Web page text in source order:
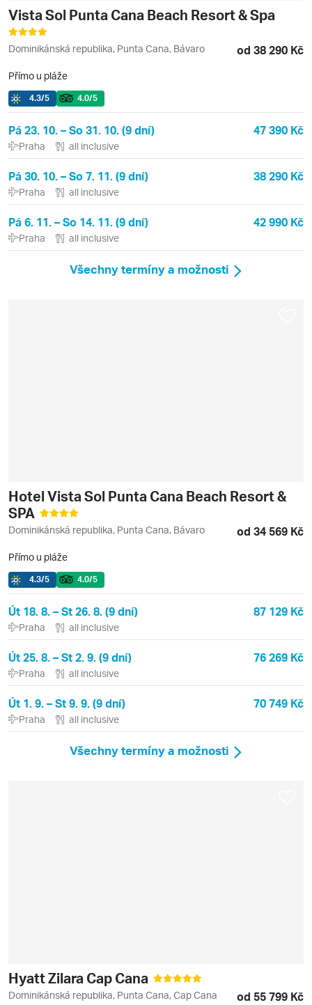
Vista Sol Punta Cana Beach Resort & Spa
Dominikánská republika, Punta Cana, Bávaro od 38 290 Kč
Přímo u pláže
4.3/5 4.0/5
Pá 23. 10. – So 31. 10. (9 dní) 47 390 Kč
Praha all inclusive
Pá 30. 10. – So 7. 11. (9 dní) 38 290 Kč
Praha all inclusive
Pá 6. 11. – So 14. 11. (9 dní) 42 990 Kč
Praha all inclusive
Všechny termíny a možnosti
Hotel Vista Sol Punta Cana Beach Resort &
SPA
Dominikánská republika, Punta Cana, Bávaro od 34 569 Kč
Přímo u pláže
4.3/5 4.0/5
Út 18. 8. – St 26. 8. (9 dní) 87 129 Kč
Praha all inclusive
Út 25. 8. – St 2. 9. (9 dní) 76 269 Kč
Praha all inclusive
Út 1. 9. – St 9. 9. (9 dní) 70 749 Kč
Praha all inclusive
Všechny termíny a možnosti
Hyatt Zilara Cap Cana
Dominikánská republika, Punta Cana, Cap Cana od 55 799 Kč